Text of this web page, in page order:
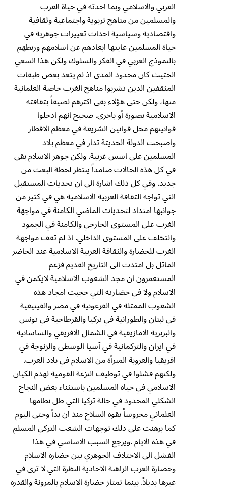
العربي والاسلامي وبما احدثه في حياة العرب
والمسلمين من مناهج تربوية واجتماعية وثقافية
واقتصادية وسياسية احداث تغييرات جوهرية في
حياة المسلمين غايتها ابعادهم عن اسلامهم وربطهم
بالنموذج الغربي في الفكر والسلوك ولكن هذا السعي
الحثيث كان محدود المدى اذ لم يتعد بعض طبقات
المثقفين الذين تشربوا مناهج الغرب خاصة العلمانية
منها، ولكن حتى هؤلاء بقى اكثرهم لصيقاً بثقافته
الاسلامية بصورة أو باخرى. صحيح انهم ادخلوا
قوانينهم محل قوانين الشريعة في معظم الاقطار
واصبحت الدولة الحديثة تدار في معظم بلاد
المسلمين على اسس غربية. ولكن جوهر الاسلام بقى
في كل هذه الحالات صامداً ينتظر لحظة البعث من
جديد. وفي كل ذلك اشارة الى ان تحديات المستقبل
التي تواجه الثقافة العربية الاسلامية هي في كثير من
جوانبها امتداد لتحديات الماضي الكامنة في مواجهة
الغرب على المستوى الخارجي والكامنة في الجمود
والتخلف على المستوى الداخلي. اذ لم تقف مواجهة
الغرب للحضارة والثقافة العربية الاسلامية عند الحاضر
الماثل بل امتدت الى التاريخ القديم فزعم
المستعمرون ان مجد الشعوب الاسلامية لايكمن في
الاسلام ولا في حضارته التي حجبت امجاد هذه
الشعوب الممثلة في الفرعونية في مصر والفينيغية
في لبنان والطورانية في تركيا والقرطاجية في تونس
والبربرية الامازيقية في الشمال الافريقي والساسانية
في ايران والتركمانية في آسيا الوسطى والزنوجة في
افريقيا والعروبة المبرأة من الاسلام في بلاد العرب.
ولكنهم فشلوا في توظيف النزعة القومية لهدم الكيان
الاسلامي في حياة المسلمين باستثناء بعض النجاح
الشكلي المحدود في حالة تركيا التي ظل نظامها
العلماني محروساً بقوة السلاح منذ ان بدأ وحتى اليوم
كما برهنت على ذلك توجهات الشعب التركي المسلم
في هذه الايام .ويرجع السبب الاساسي في هذا
الفشل الى الاختلاف الجوهري بين حضارة الاسلام
وحضارة العرب الراهنة الاحادية النظرة التي لا ترى في
غيرها بديلاً. بينما تمتاز حضارة الاسلام بالمرونة والقدرة